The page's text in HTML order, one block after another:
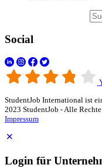
Social
StudentJob International ist
2023 StudentJob - Alle
Impressum
Login für